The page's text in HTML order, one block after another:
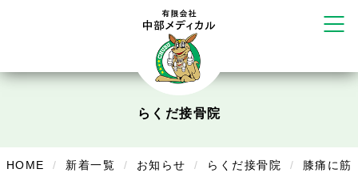
かえる堂鍼灸院 整骨院 うるま店 ウェルネス鍼灸院・接骨院 甲府千
リラクゼーション
Cure
らくだ接骨院
HOME 新着一覧 お知らせ らくだ接骨院
膝痛に筋